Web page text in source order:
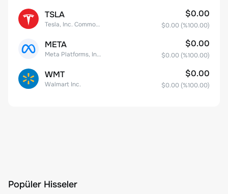
TSLA
Tesla, Inc. Common Stock
$0.00
$0.00 (%100.00)
META
Meta Platforms, Inc. Class A Common Stock
$0.00
$0.00 (%100.00)
WMT
Walmart Inc.
$0.00
$0.00 (%100.00)
Popüler Hisseler